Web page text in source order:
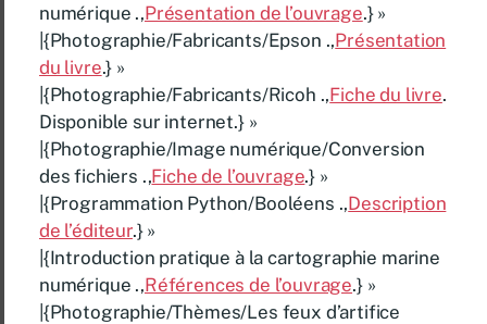
numérique .,Présentation de l’ouvrage.} »
|{Photographie/Fabricants/Epson .,Présentation
du livre.} »
|{Photographie/Fabricants/Ricoh .,Fiche du livre.
Disponible sur internet.} »
|{Photographie/Image numérique/Conversion
des fichiers .,Fiche de l’ouvrage.} »
|{Programmation Python/Booléens .,Description
de l’éditeur.} »
|{Introduction pratique à la cartographie marine
numérique .,Références de l’ouvrage.} »
|{Photographie/Thèmes/Les feux d’artifice